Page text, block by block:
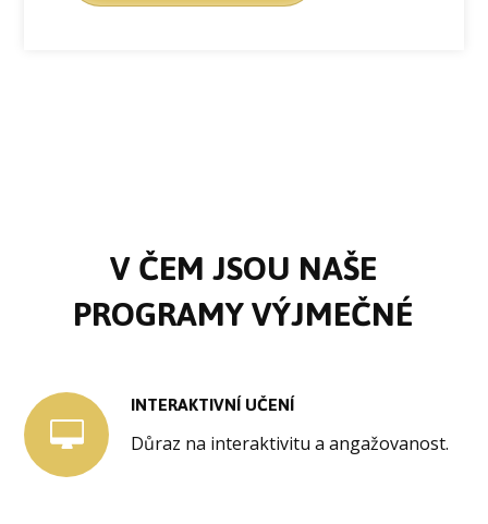
V ČEM JSOU NAŠE
PROGRAMY VÝJMEČNÉ
INTERAKTIVNÍ UČENÍ
Důraz na interaktivitu a angažovanost.